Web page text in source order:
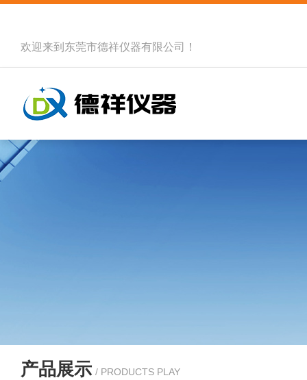
欢迎来到 东莞市德祥仪器有限公司 ！
产品展示 / PRODUCTS PLAY